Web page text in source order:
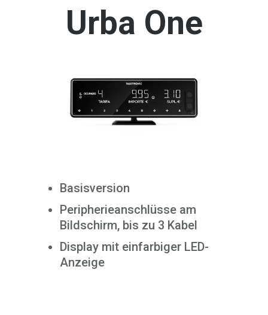
Urba One
Basisversion
Peripherieanschlüsse am
Bildschirm, bis zu 3 Kabel
Display mit einfarbiger LED-
Anzeige